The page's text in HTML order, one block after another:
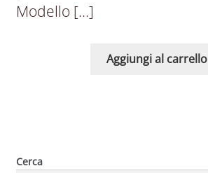
Modello […]
Aggiungi al carrello
Cerca